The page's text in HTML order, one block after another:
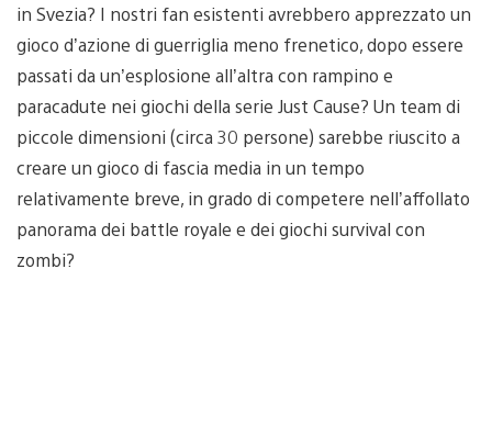
in Svezia? I nostri fan esistenti avrebbero apprezzato un
gioco d’azione di guerriglia meno frenetico, dopo essere
passati da un’esplosione all’altra con rampino e
paracadute nei giochi della serie Just Cause? Un team di
piccole dimensioni (circa 30 persone) sarebbe riuscito a
creare un gioco di fascia media in un tempo
relativamente breve, in grado di competere nell’affollato
panorama dei battle royale e dei giochi survival con
zombi?